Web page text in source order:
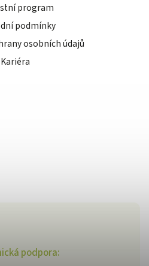
podpora:
program
podmínky
osobních údajů
Kariéra